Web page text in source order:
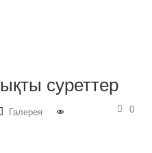
суреттер
Галерея 0